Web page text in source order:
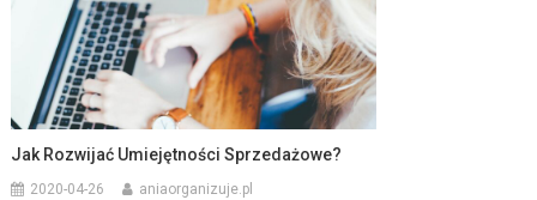
Jak Rozwijać Umiejętności Sprzedażowe?
2020-04-26 aniaorganizuje.pl